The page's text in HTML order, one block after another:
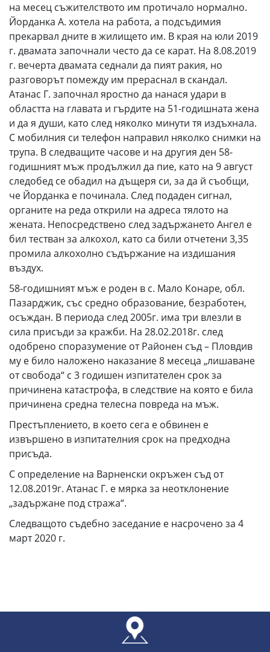
на месец съжителството им протичало нормално.
Йорданка А. хотела на работа, а подсъдимия
прекарвал дните в жилището им. В края на юли 2019
г. двамата започнали често да се карат. На 8.08.2019
г. вечерта двамата седнали да пият ракия, но
разговорът помежду им прераснал в скандал.
Атанас Г. започнал яростно да нанася удари в
областта на главата и гърдите на 51-годишната жена
и да я души, като след няколко минути тя издъхнала.
С мобилния си телефон направил няколко снимки на
трупа. В следващите часове и на другия ден 58-
годишният мъж продължил да пие, като на 9 август
следобед се обадил на дъщеря си, за да й съобщи,
че Йорданка е починала. След подаден сигнал,
органите на реда открили на адреса тялото на
жената. Непосредствено след задържането Ангел е
бил тестван за алкохол, като са били отчетени 3,35
промила алкохолно съдържание на издишания
въздух.
58-годишният мъж е роден в с. Мало Конаре, обл.
Пазарджик, със средно образование, безработен,
осъждан. В периода след 2005г. има три влезли в
сила присъди за кражби. На 28.02.2018г. след
одобрено споразумение от Районен съд – Пловдив
му е било наложено наказание 8 месеца „лишаване
от свобода“ с 3 годишен изпитателен срок за
причинена катастрофа, в следствие на която е била
причинена средна телесна повреда на мъж.
Престъплението, в което сега е обвинен е
извършено в изпитателния срок на предходна
присъда.
С определение на Варненски окръжен съд от
12.08.2019г. Атанас Г. е мярка за неотклонение
„задържане под стража“.
Следващото съдебно заседание е насрочено за 4
март 2020 г.